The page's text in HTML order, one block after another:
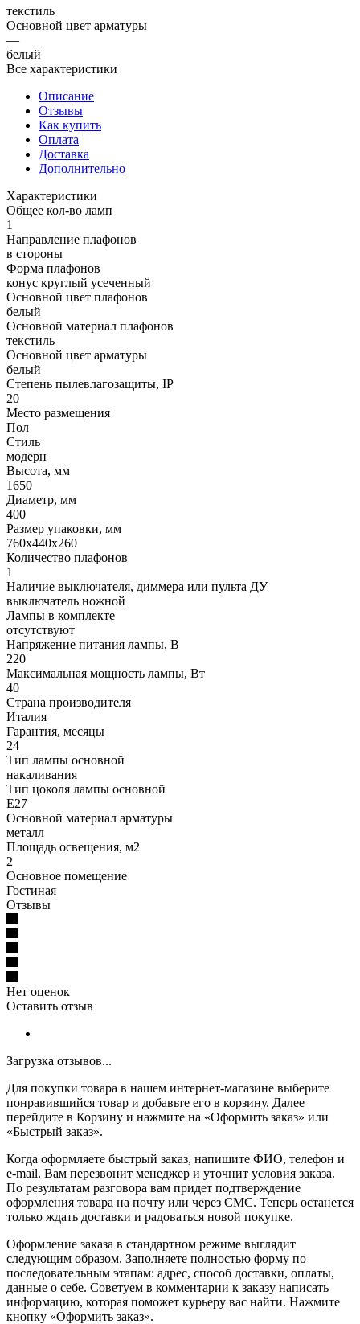
текстиль
Основной цвет арматуры
—
белый
Все характеристики
Описание
Отзывы
Как купить
Оплата
Доставка
Дополнительно
Характеристики
Общее кол-во ламп
1
Направление плафонов
в стороны
Форма плафонов
конус круглый усеченный
Основной цвет плафонов
белый
Основной материал плафонов
текстиль
Основной цвет арматуры
белый
Степень пылевлагозащиты, IP
20
Место размещения
Пол
Стиль
модерн
Высота, мм
1650
Диаметр, мм
400
Размер упаковки, мм
760x440x260
Количество плафонов
1
Наличие выключателя, диммера или пульта ДУ
выключатель ножной
Лампы в комплекте
отсутствуют
Напряжение питания лампы, В
220
Максимальная мощность лампы, Вт
40
Страна производителя
Италия
Гарантия, месяцы
24
Тип лампы основной
накаливания
Тип цоколя лампы основной
E27
Основной материал арматуры
металл
Площадь освещения, м2
2
Основное помещение
Гостиная
Отзывы
Нет оценок
Оставить отзыв
Загрузка отзывов...
Для покупки товара в нашем интернет-магазине выберите
понравившийся товар и добавьте его в корзину. Далее
перейдите в Корзину и нажмите на «Оформить заказ» или
«Быстрый заказ».
Когда оформляете быстрый заказ, напишите ФИО, телефон и
e-mail. Вам перезвонит менеджер и уточнит условия заказа.
По результатам разговора вам придет подтверждение
оформления товара на почту или через СМС. Теперь останется
только ждать доставки и радоваться новой покупке.
Оформление заказа в стандартном режиме выглядит
следующим образом. Заполняете полностью форму по
последовательным этапам: адрес, способ доставки, оплаты,
данные о себе. Советуем в комментарии к заказу написать
информацию, которая поможет курьеру вас найти. Нажмите
кнопку «Оформить заказ».